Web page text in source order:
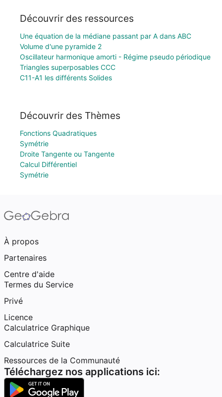
Découvrir des ressources
Une équation de la médiane passant par A dans ABC
Volume d'une pyramide 2
Oscillateur harmonique amorti - Régime pseudo périodique
Triangles superposables CCC
C11-A1 les différents Solides
Découvrir des Thèmes
Fonctions Quadratiques
Symétrie
Droite Tangente ou Tangente
Calcul Différentiel
Symétrie
À propos
Partenaires
Centre d'aide
Termes du Service
Privé
Licence
Calculatrice Graphique
Calculatrice Suite
Ressources de la Communauté
Téléchargez nos applications ici: